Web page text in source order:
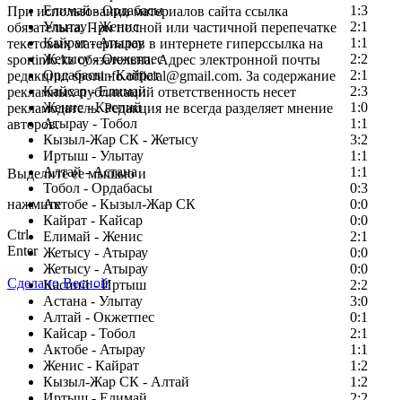
Елимай - Ордабасы
1:3
Улытау - Женис
2:1
Кайрат - Атырау
1:1
Жетысу - Окжетпес
2:2
Ордабасы - Кайрат
2:1
Кайсар - Елимай
2:3
Женис - Каспий
1:0
Атырау - Тобол
1:1
Кызыл-Жар СК - Жетысу
3:2
Иртыш - Улытау
1:1
Алтай - Астана
1:1
Тобол - Ордабасы
0:3
Актобе - Кызыл-Жар СК
0:0
Кайрат - Кайсар
0:0
Елимай - Женис
2:1
Жетысу - Атырау
0:0
Жетысу - Атырау
0:0
Каспий - Иртыш
2:2
Астана - Улытау
3:0
Алтай - Окжетпес
0:1
Кайсар - Тобол
2:1
Актобе - Атырау
1:1
Женис - Кайрат
1:2
Кызыл-Жар СК - Алтай
1:2
При использовании материалов сайта ссылка
обязательна. При полной или частичной перепечатке
текстовых материалов в интернете гиперссылка на
sportinfo.kz обязательна. Адрес электронной почты
редакции: sportinfo.official@gmail.com. За содержание
рекламных публикаций ответственность несет
рекламодатель. Редакция не всегда разделяет мнение
авторов.
Заметили ошибку в тексте?
Выделите ее мышью и
нажмите
Ctrl
Enter
Сделано Весной